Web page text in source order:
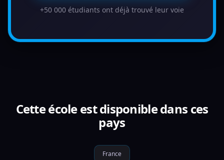
+50 000 étudiants ont déjà trouvé leur voie
Cette école est disponible dans ces
pays
France